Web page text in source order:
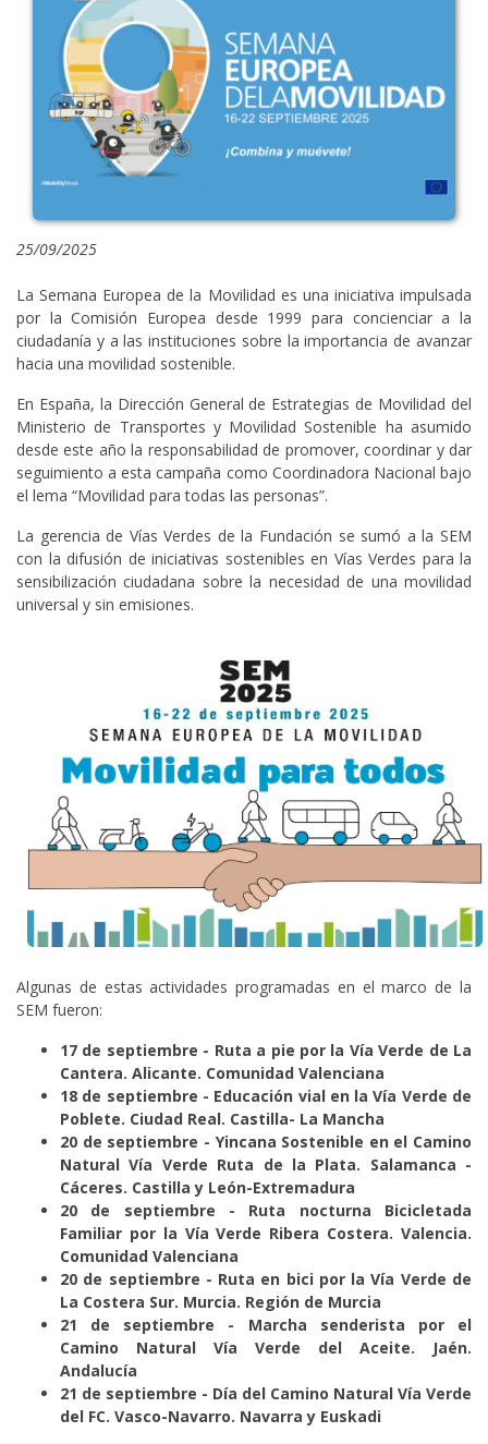
25/09/2025
La Semana Europea de la Movilidad es una iniciativa impulsada
por la Comisión Europea desde 1999 para concienciar a la
ciudadanía y a las instituciones sobre la importancia de avanzar
hacia una movilidad sostenible.
En España, la Dirección General de Estrategias de Movilidad del
Ministerio de Transportes y Movilidad Sostenible ha asumido
desde este año la responsabilidad de promover, coordinar y dar
seguimiento a esta campaña como Coordinadora Nacional bajo
el lema “Movilidad para todas las personas”.
La gerencia de Vías Verdes de la Fundación se sumó a la SEM
con la difusión de iniciativas sostenibles en Vías Verdes para la
sensibilización ciudadana sobre la necesidad de una movilidad
universal y sin emisiones.
Algunas de estas actividades programadas en el marco de la
SEM fueron:
17 de septiembre - Ruta a pie por la Vía Verde de La
Cantera. Alicante. Comunidad Valenciana
18 de septiembre - Educación vial en la Vía Verde de
Poblete. Ciudad Real. Castilla- La Mancha
20 de septiembre - Yincana Sostenible en el Camino
Natural Vía Verde Ruta de la Plata. Salamanca -
Cáceres. Castilla y León-Extremadura
20 de septiembre - Ruta nocturna Bicicletada
Familiar por la Vía Verde Ribera Costera. Valencia.
Comunidad Valenciana
20 de septiembre - Ruta en bici por la Vía Verde de
La Costera Sur. Murcia. Región de Murcia
21 de septiembre - Marcha senderista por el
Camino Natural Vía Verde del Aceite. Jaén.
Andalucía
21 de septiembre - Día del Camino Natural Vía Verde
del FC. Vasco-Navarro. Navarra y Euskadi